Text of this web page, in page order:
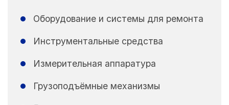
Оборудование и системы для ремонта
Инструментальные средства
Измерительная аппаратура
Грузоподъёмные механизмы